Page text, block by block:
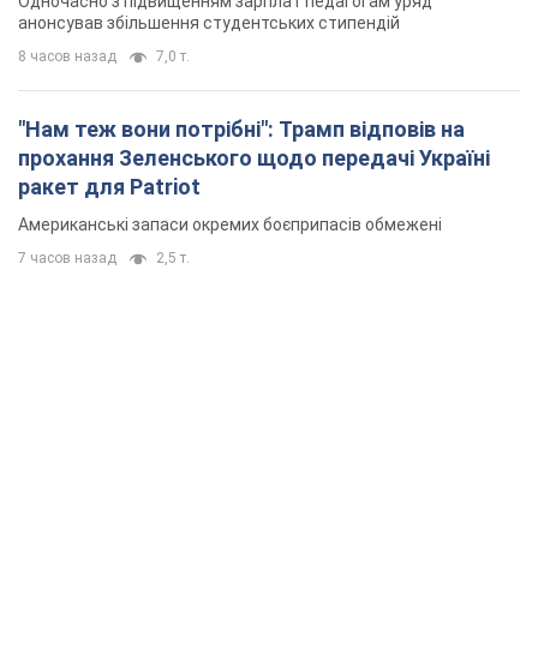
анонсував збільшення студентських стипендій
8 часов назад 7,0 т.
"Нам теж вони потрібні": Трамп відповів на
прохання Зеленського щодо передачі Україні
ракет для Patriot
Американські запаси окремих боєприпасів обмежені
7 часов назад 2,5 т.